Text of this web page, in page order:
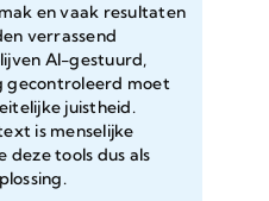
en vaak resultaten
verrassend
AI-gestuurd,
gecontroleerd moet
juistheid.
is menselijke
deze tools dus als